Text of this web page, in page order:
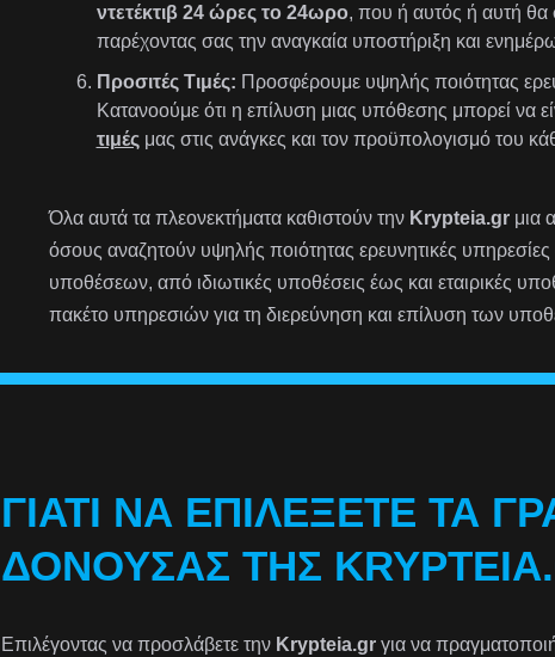
ντετέκτιβ 24 ώρες το 24ωρο, που ή αυτός ή αυτή θα
παρέχοντας σας την αναγκαία υποστήριξη και
Προσιτές Τιμές: Προσφέρουμε υψηλής ποιότητας
Κατανοούμε ότι η επίλυση μιας υπόθεσης μπορεί να
τιμέςμας στις ανάγκες και τον προϋπολογισμό του
Όλα αυτά τα πλεονεκτήματα καθιστούν την Krypteia.grμια
όσους αναζητούν υψηλής ποιότητας ερευνητικές υπηρεσίες
υποθέσεων, από ιδιωτικές υποθέσεις έως και εταιρικές
πακέτο υπηρεσιών για τη διερεύνηση και επίλυση των
ΓΙΑΤΊ ΝΑ ΕΠΙΛΈΞΕΤΕ ΤΑ
ΔΟΝΟΎΣΑΣ ΤΗΣ
Επιλέγοντας να προσλάβετε την Krypteia.grγια να